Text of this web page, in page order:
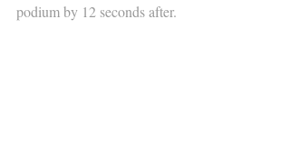
podium by 12 seconds after.